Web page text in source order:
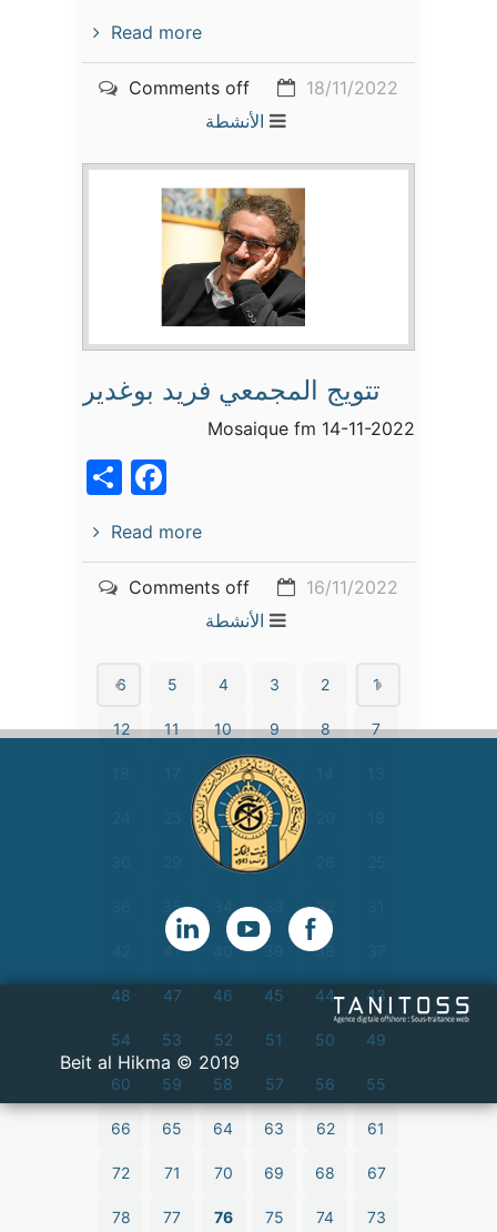
Read more
18/11/2022
Comments off
الأنشطة
تتويج المجمعي فريد بوغدير
Mosaique fm 14-11-2022
Read more
16/11/2022
Comments off
الأنشطة
1
2
3
4
5
6
7
8
9
10
11
12
15
16
21
22
27
28
32
35
38
39
40
41
43
44
45
46
47
48
49
50
51
52
53
54
55
56
57
58
59
60
61
62
63
64
65
66
67
68
69
70
71
72
73
74
75
76
77
78
2019 © Beit al Hikma